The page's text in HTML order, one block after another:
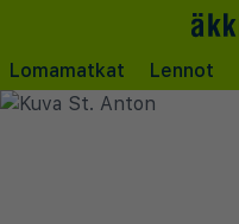
Lomamatkat Lennot